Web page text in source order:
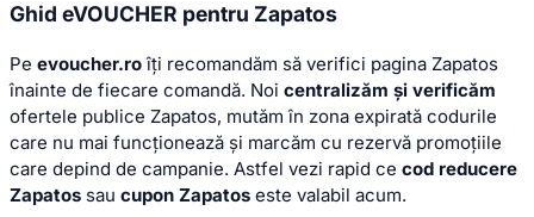
Ghid eVOUCHER pentru Zapatos
Pe evoucher.roîți recomandăm să verifici pagina Zapatos
înainte de fiecare comandă. Noi centralizăm și verificăm
ofertele publice Zapatos, mutăm în zona expirată codurile
care nu mai funcționează și marcăm cu rezervă promoțiile
care depind de campanie. Astfel vezi rapid ce cod reducere
Zapatos sau cupon Zapatos este valabil acum.